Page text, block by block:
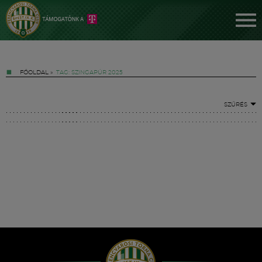
FŐOLDAL » TAG: SZINGAPÚR 2025
SZŰRÉS
Hírek